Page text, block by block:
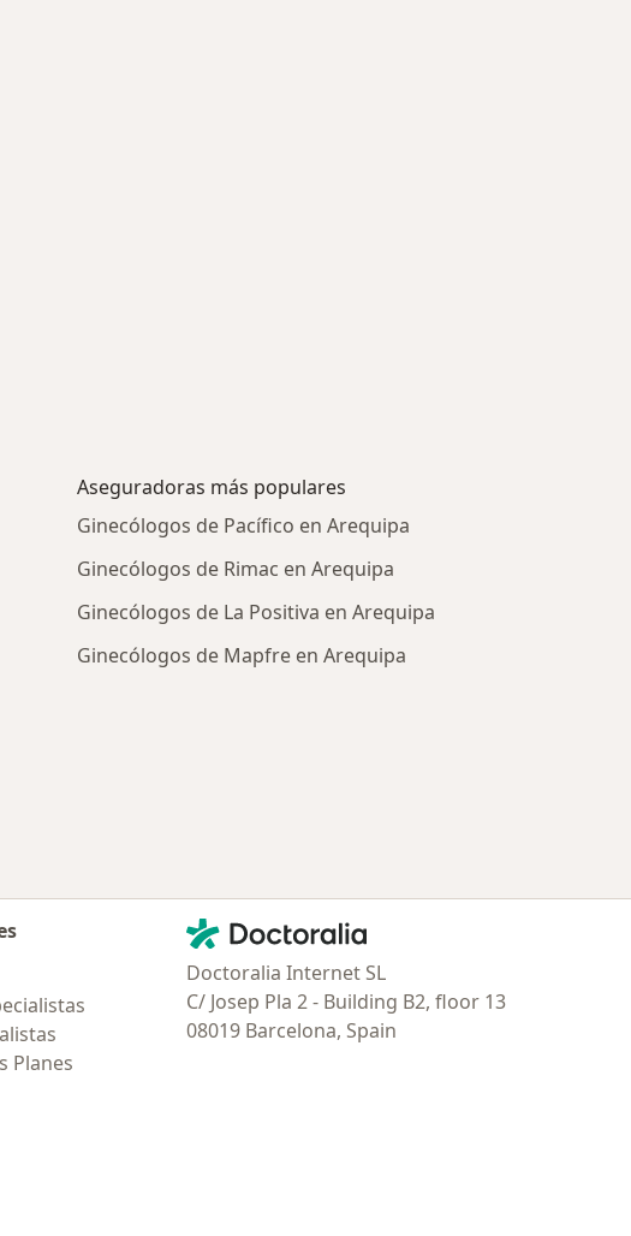
Aseguradoras más populares
Ginecólogos de Pacífico en Arequipa
Ginecólogos de Rimac en Arequipa
Ginecólogos de La Positiva en Arequipa
Ginecólogos de Mapfre en Arequipa
Planes
Contacto
Doctoralia - Página de inicio
Doctoralia Internet SL
C/ Josep Pla 2 - Building B2, floor 13
08019 Barcelona, Spain